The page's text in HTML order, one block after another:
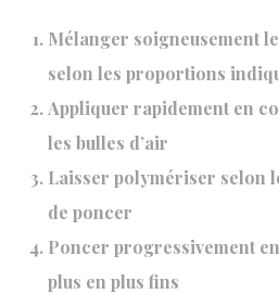
Mélanger soigneusement
selon les proportions
Appliquer rapidement en
les bulles d’air
Laisser polymériser selon
de poncer
Poncer progressivement
plus en plus fins